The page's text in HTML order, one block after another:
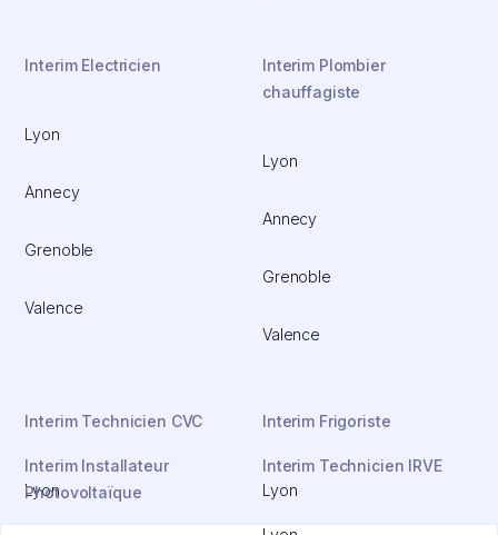
Interim Electricien
Lyon
Annecy
Grenoble
Valence
Interim Plombier
chauffagiste
Lyon
Annecy
Grenoble
Valence
Interim Technicien CVC
Lyon
Interim Frigoriste
Lyon
Interim Installateur
Photovoltaïque
Interim Technicien IRVE